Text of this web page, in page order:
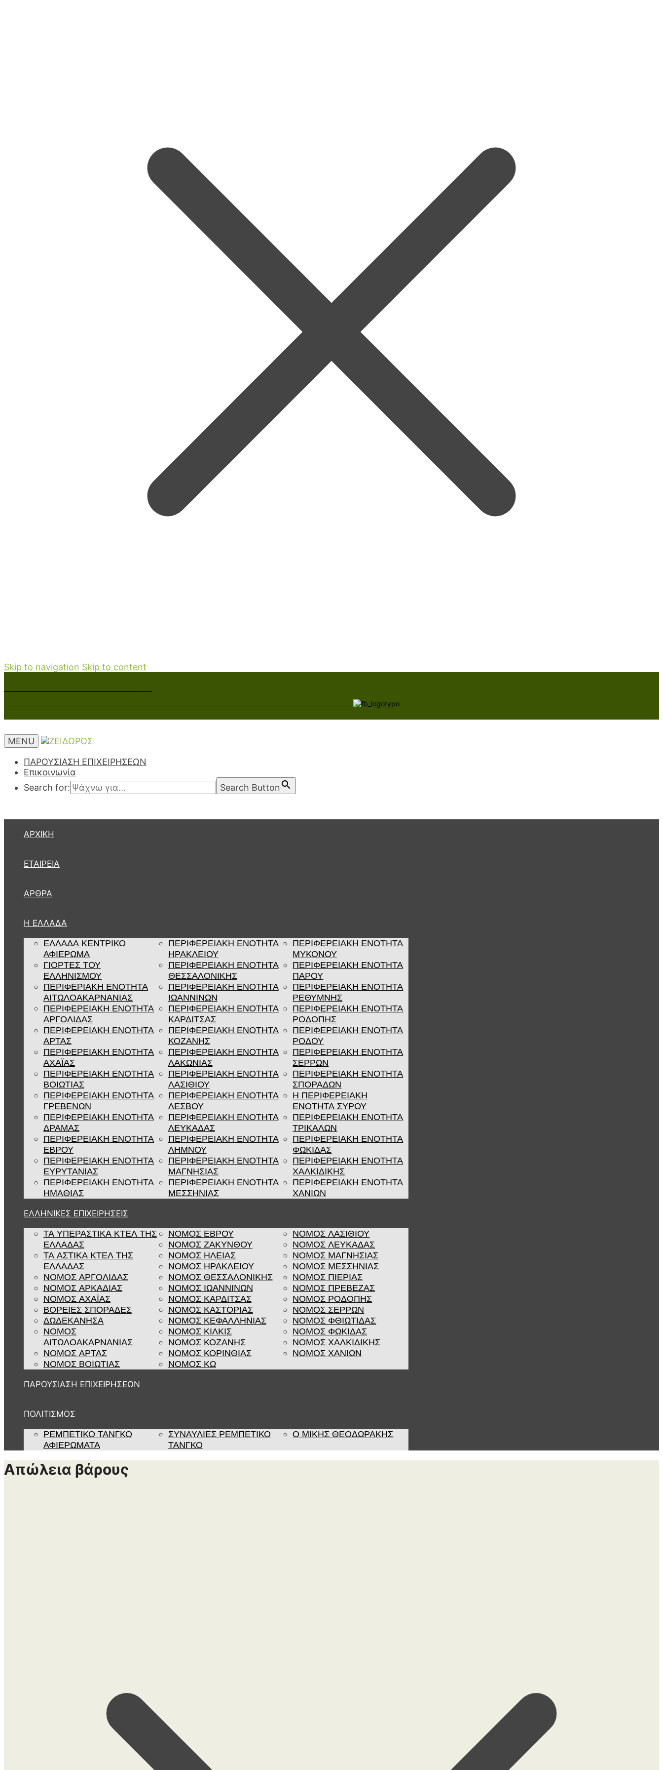
Skip to navigation Skip to content
MENU
ΠΑΡΟΥΣΙΑΣΗ ΕΠΙΧΕΙΡΗΣΕΩΝ
Επικοινωνία
Search for:
Search Button
ΑΡΧΙΚΉ
ΕΤΑΙΡΕΊΑ
ΆΡΘΡΑ
Η ΕΛΛΑΔΑ
ΕΛΛΑΔΑ ΚΕΝΤΡΙΚΟ
ΑΦΙΕΡΩΜΑ
ΓΙΟΡΤΕΣ ΤΟΥ
ΕΛΛΗΝΙΣΜΟΥ
ΠΕΡΙΦΕΡΙΑΚΗ ΕΝΟΤΗΤΑ
ΑΙΤΩΛΟΑΚΑΡΝΑΝΙΑΣ
ΠΕΡΙΦΕΡΕΙΑΚΗ ΕΝΟΤΗΤΑ
ΑΡΓΟΛΙΔΑΣ
ΠΕΡΙΦΕΡΕΙΑΚΗ ΕΝΟΤΗΤΑ
ΑΡΤΑΣ
ΠΕΡΙΦΕΡΕΙΑΚΗ ΕΝΟΤΗΤΑ
ΑΧΑΪΑΣ
ΠΕΡΙΦΕΡΕΙΑΚΗ ΕΝΟΤΗΤΑ
ΒΟΙΩΤΙΑΣ
ΠΕΡΙΦΕΡΕΙΑΚΗ ΕΝΟΤΗΤΑ
ΓΡΕΒΕΝΩΝ
ΠΕΡΙΦΕΡΕΙΑΚΗ ΕΝΟΤΗΤΑ
ΔΡΑΜΑΣ
ΠΕΡΙΦΕΡΕΙΑΚΗ ΕΝΟΤΗΤΑ
ΕΒΡΟΥ
ΠΕΡΙΦΕΡΕΙΑΚΗ ΕΝΟΤΗΤΑ
ΕΥΡΥΤΑΝΙΑΣ
ΠΕΡΙΦΕΡΕΙΑΚΗ ΕΝΟΤΗΤΑ
ΗΜΑΘΙΑΣ
ΠΕΡΙΦΕΡΕΙΑΚΗ ΕΝΟΤΗΤΑ
ΗΡΑΚΛΕΙΟΥ
ΠΕΡΙΦΕΡΕΙΑΚΗ ΕΝΟΤΗΤΑ
ΘΕΣΣΑΛΟΝΙΚΗΣ
ΠΕΡΙΦΕΡΕΙΑΚΗ ΕΝΟΤΗΤΑ
ΙΩΑΝΝΙΝΩΝ
ΠΕΡΙΦΕΡΕΙΑΚΗ ΕΝΟΤΗΤΑ
ΚΑΡΔΙΤΣΑΣ
ΠΕΡΙΦΕΡΕΙΑΚΗ ΕΝΟΤΗΤΑ
ΚΟΖΑΝΗΣ
ΠΕΡΙΦΕΡΕΙΑΚΗ ΕΝΟΤΗΤΑ
ΛΑΚΩΝΙΑΣ
ΠΕΡΙΦΕΡΕΙΑΚΗ ΕΝΟΤΗΤΑ
ΛΑΣΙΘΙΟΥ
ΠΕΡΙΦΕΡΕΙΑΚΗ ΕΝΟΤΗΤΑ
ΛΕΣΒΟΥ
ΠΕΡΙΦΕΡΕΙΑΚΗ ΕΝΟΤΗΤΑ
ΛΕΥΚΑΔΑΣ
ΠΕΡΙΦΕΡΕΙΑΚΗ ΕΝΟΤΗΤΑ
ΛΗΜΝΟΥ
ΠΕΡΙΦΕΡΕΙΑΚΗ ΕΝΟΤΗΤΑ
ΜΑΓΝΗΣΙΑΣ
ΠΕΡΙΦΕΡΕΙΑΚΗ ΕΝΟΤΗΤΑ
ΜΕΣΣΗΝΙΑΣ
ΠΕΡΙΦΕΡΕΙΑΚΗ ΕΝΟΤΗΤΑ
ΜΥΚΟΝΟΥ
ΠΕΡΙΦΕΡΕΙΑΚΗ ΕΝΟΤΗΤΑ
ΠΑΡΟΥ
ΠΕΡΙΦΕΡΕΙΑΚΗ ΕΝΟΤΗΤΑ
ΡΕΘΥΜΝΗΣ
ΠΕΡΙΦΕΡΕΙΑΚΗ ΕΝΟΤΗΤΑ
ΡΟΔΟΠΗΣ
ΠΕΡΙΦΕΡΕΙΑΚΗ ΕΝΟΤΗΤΑ
ΡΟΔΟΥ
ΠΕΡΙΦΕΡΕΙΑΚΗ ΕΝΟΤΗΤΑ
ΣΕΡΡΩΝ
ΠΕΡΙΦΕΡΕΙΑΚΗ ΕΝΟΤΗΤΑ
ΣΠΟΡΑΔΩΝ
Η ΠΕΡΙΦΕΡΕΙΑΚΗ
ΕΝΟΤΗΤΑ ΣΥΡΟΥ
ΠΕΡΙΦΕΡΕΙΑΚΗ ΕΝΟΤΗΤΑ
ΤΡΙΚΑΛΩΝ
ΠΕΡΙΦΕΡΕΙΑΚΗ ΕΝΟΤΗΤΑ
ΦΩΚΙΔΑΣ
ΠΕΡΙΦΕΡΕΙΑΚΗ ΕΝΟΤΗΤΑ
ΧΑΛΚΙΔΙΚΗΣ
ΠΕΡΙΦΕΡΕΙΑΚΗ ΕΝΟΤΗΤΑ
ΧΑΝΙΩΝ
ΕΛΛΗΝΙΚΕΣ ΕΠΙΧΕΙΡΗΣΕΙΣ
ΤΑ ΥΠΕΡΑΣΤΙΚΑ ΚΤΕΛ ΤΗΣ
ΕΛΛΑΔΑΣ
ΤΑ ΑΣΤΙΚΑ ΚΤΕΛ ΤΗΣ
ΕΛΛΑΔΑΣ
ΝΟΜΟΣ ΑΡΓΟΛΙΔΑΣ
ΝΟΜΟΣ ΑΡΚΑΔΙΑΣ
ΝΟΜΟΣ ΑΧΑΪΑΣ
ΒΟΡΕΙΕΣ ΣΠΟΡΑΔΕΣ
ΔΩΔΕΚΑΝΗΣΑ
ΝΟΜΟΣ
ΑΙΤΩΛΟΑΚΑΡΝΑΝΙΑΣ
ΝΟΜΟΣ ΑΡΤΑΣ
ΝΟΜΟΣ ΒΟΙΩΤΙΑΣ
ΝΟΜΟΣ ΕΒΡΟΥ
ΝΟΜΟΣ ΖΑΚΥΝΘΟΥ
ΝΟΜΟΣ ΗΛΕΙΑΣ
ΝΟΜΟΣ ΗΡΑΚΛΕΙΟΥ
ΝΟΜΟΣ ΘΕΣΣΑΛΟΝΙΚΗΣ
ΝΟΜΟΣ ΙΩΑΝΝΙΝΩΝ
ΝΟΜΟΣ ΚΑΡΔΙΤΣΑΣ
ΝΟΜΟΣ ΚΑΣΤΟΡΙΑΣ
ΝΟΜΟΣ ΚΕΦΑΛΛΗΝΙΑΣ
ΝΟΜΟΣ ΚΙΛΚΙΣ
ΝΟΜΟΣ ΚΟΖΑΝΗΣ
ΝΟΜΟΣ ΚΟΡΙΝΘΙΑΣ
ΝΟΜΟΣ ΚΩ
ΝΟΜΟΣ ΛΑΣΙΘΙΟΥ
ΝΟΜΟΣ ΛΕΥΚΑΔΑΣ
ΝΟΜΟΣ ΜΑΓΝΗΣΙΑΣ
ΝΟΜΟΣ ΜΕΣΣΗΝΙΑΣ
ΝΟΜΟΣ ΠΙΕΡΙΑΣ
ΝΟΜΟΣ ΠΡΕΒΕΖΑΣ
ΝΟΜΟΣ ΡΟΔΟΠΗΣ
ΝΟΜΟΣ ΣΕΡΡΩΝ
ΝΟΜΟΣ ΦΘΙΩΤΙΔΑΣ
ΝΟΜΟΣ ΦΩΚΙΔΑΣ
ΝΟΜΟΣ ΧΑΛΚΙΔΙΚΗΣ
ΝΟΜΟΣ ΧΑΝΙΩΝ
ΠΑΡΟΥΣΙΑΣΗ ΕΠΙΧΕΙΡΗΣΕΩΝ
ΠΟΛΙΤΙΣΜΟΣ
ΡΕΜΠΈΤΙΚΟ ΤΆΝΓΚΟ
ΑΦΙΕΡΏΜΑΤΑ
ΣΥΝΑΥΛΊΕΣ ΡΕΜΠΈΤΙΚΟ
ΤΆΝΓΚΟ
Ο ΜΙΚΗΣ ΘΕΟΔΩΡΑΚΗΣ
Απώλεια βάρους